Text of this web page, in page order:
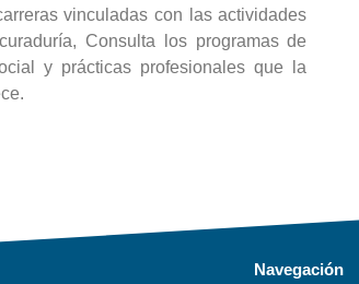
vinculadas con las actividades
Consulta los programas de
y prácticas profesionales que la
Navegación